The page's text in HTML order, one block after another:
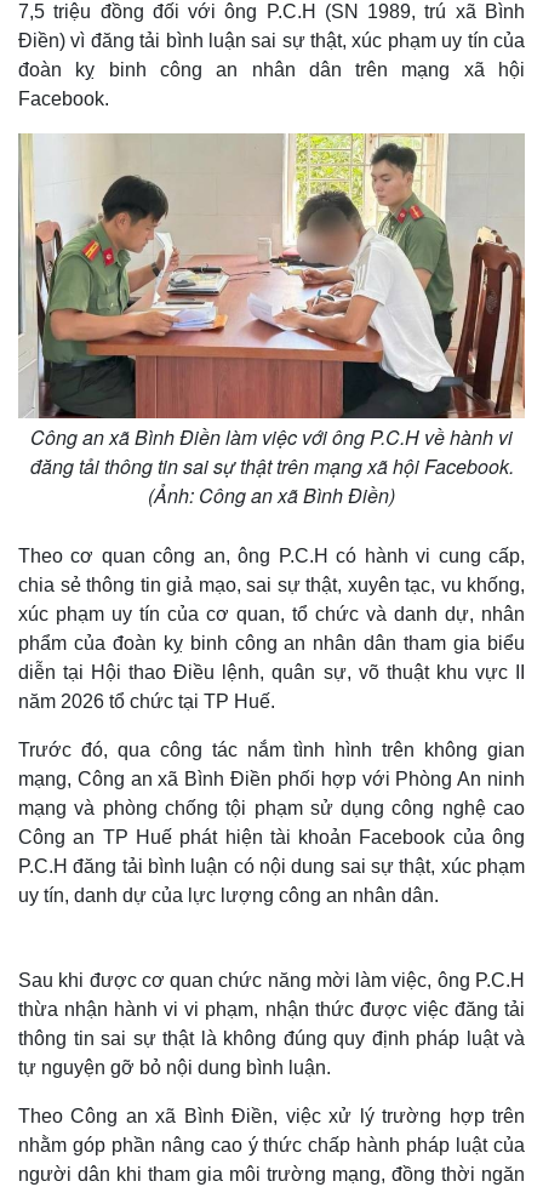
7,5 triệu đồng đối với ông P.C.H (SN 1989, trú xã Bình
Điền) vì đăng tải bình luận sai sự thật, xúc phạm uy tín của
đoàn kỵ binh công an nhân dân trên mạng xã hội
Facebook.
Công an xã Bình Điền làm việc với ông P.C.H về hành vi
đăng tải thông tin sai sự thật trên mạng xã hội Facebook.
(Ảnh: Công an xã Bình Điền)
Theo cơ quan công an, ông P.C.H có hành vi cung cấp,
chia sẻ thông tin giả mạo, sai sự thật, xuyên tạc, vu khống,
xúc phạm uy tín của cơ quan, tổ chức và danh dự, nhân
phẩm của đoàn kỵ binh công an nhân dân tham gia biểu
diễn tại Hội thao Điều lệnh, quân sự, võ thuật khu vực II
năm 2026 tổ chức tại TP Huế.
Trước đó, qua công tác nắm tình hình trên không gian
mạng, Công an xã Bình Điền phối hợp với Phòng An ninh
mạng và phòng chống tội phạm sử dụng công nghệ cao
Công an TP Huế phát hiện tài khoản Facebook của ông
P.C.H đăng tải bình luận có nội dung sai sự thật, xúc phạm
uy tín, danh dự của lực lượng công an nhân dân.
Sau khi được cơ quan chức năng mời làm việc, ông P.C.H
thừa nhận hành vi vi phạm, nhận thức được việc đăng tải
thông tin sai sự thật là không đúng quy định pháp luật và
tự nguyện gỡ bỏ nội dung bình luận.
Theo Công an xã Bình Điền, việc xử lý trường hợp trên
nhằm góp phần nâng cao ý thức chấp hành pháp luật của
người dân khi tham gia môi trường mạng, đồng thời ngăn